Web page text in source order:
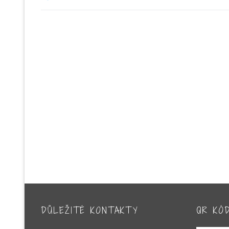
DŮLEŽITÉ KONTAKTY QR KÓD